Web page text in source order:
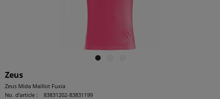
Zeus
Zeus Mida Maillot Fuxia
No. d’article :
83831202-83831199